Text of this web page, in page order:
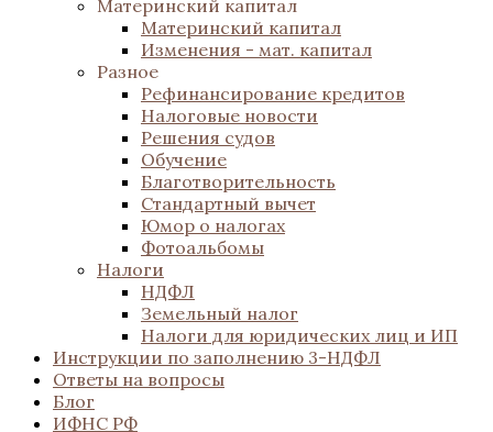
Материнский капитал
Материнский капитал
Изменения - мат. капитал
Разное
Рефинансирование кредитов
Налоговые новости
Решения судов
Обучение
Благотворительность
Стандартный вычет
Юмор о налогах
Фотоальбомы
Налоги
НДФЛ
Земельный налог
Налоги для юридических лиц и ИП
Инструкции по заполнению 3-НДФЛ
Ответы на вопросы
Блог
ИФНС РФ